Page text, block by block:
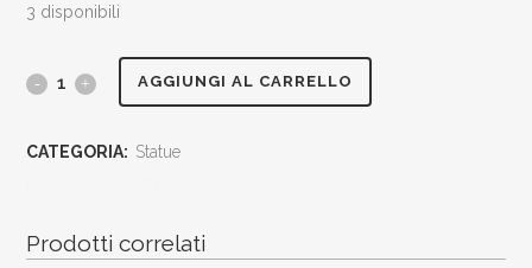
3 disponibili
Madonna
in
AGGIUNGI AL CARRELLO
CATEGORIA: Statue
Prodotti correlati